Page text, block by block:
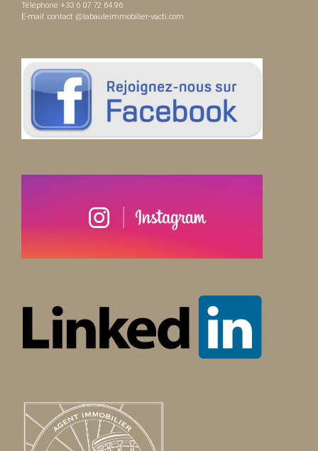
Téléphone +33 6 07 72 64 96
E-mail :contact @labauleimmobilier-vacti.com